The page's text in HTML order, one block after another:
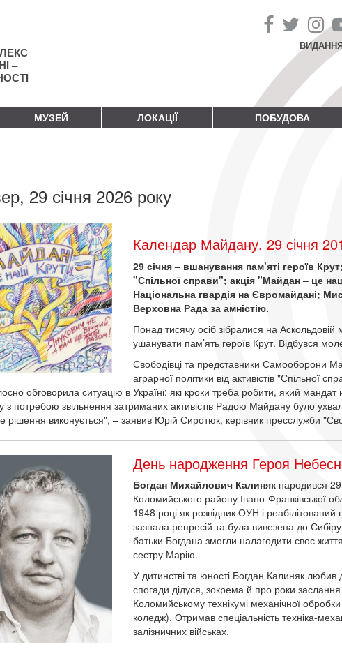
–
МУЗЕЙ ЛОКАЦІЇ ПОБУДОВА
29 січня 2026 року
Календар Майдану. 29 січня
29 січня – вшанування пам’яті героїв
"Спільної справи"; акція "Майдан – це
Національна гвардія на Євромайдані;
Верховна Рада за амністію.
Понад тисячу осіб зібралися на
ушанувати пам’ять героїв Крут. Відбувся
Свободівці та представники Самооборони
аграрної політики від активістів "Спільної
обговорила ситуацію в Україні: які кроки треба робити, який
з потребою звільнення затриманих активістів Радою Майдану було
рішення виконується", – заявив Юрій Сиротюк, керівник пресслужби
День народження Героя
Богдан Михайлович Калиняк народився
Коломийського району Івано-Франківської
1948 році як розвідник ОУН і
зазнала репресій та була вивезена до
батьки Богдана змогли налагодити своє
сестру Марію.
У дитинстві та юності Богдан Калиняк
спогади дідуся, зокрема й про роки
Коломийському технікумі механічної
коледж). Отримав спеціальність техніка-
залізничних військах.